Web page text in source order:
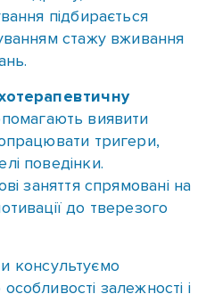
тригери,
поведінки.
заняття спрямовані на
консультуємо
залежності і
спілкування з
значно підвищує
. Після основного етапу
відновити